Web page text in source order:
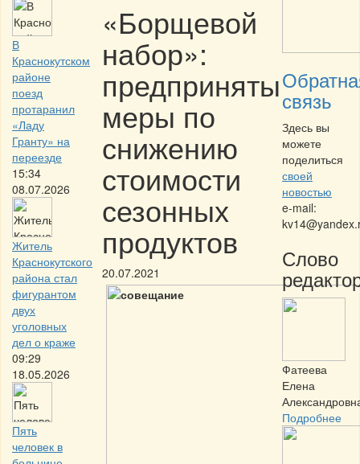
В
Краснокутском
районе
поезд
протаранил
«Ладу
Гранту» на
переезде
15:34
08.07.2026
Житель
Краснокутского
района стал
фигурантом
двух
уголовных
дел о краже
09:29
18.05.2026
Пять
человек в
«Борщевой
набор»:
предприняты
меры по
снижению
стоимости
сезонных
продуктов
20.07.2021
связь
Здесь вы
можете
поделиться
своей
новостью
e-mail:
Слово
Фатеева
Елена
Подробнее